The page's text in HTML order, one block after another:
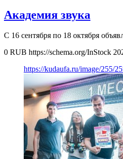
Академия звука
С 16 сентября по 18 октября
0 RUB https://schema.org/InStock
https://kudaufa.ru/image/255/